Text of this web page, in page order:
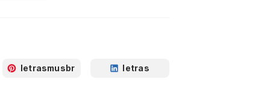
letrasmusbr letras